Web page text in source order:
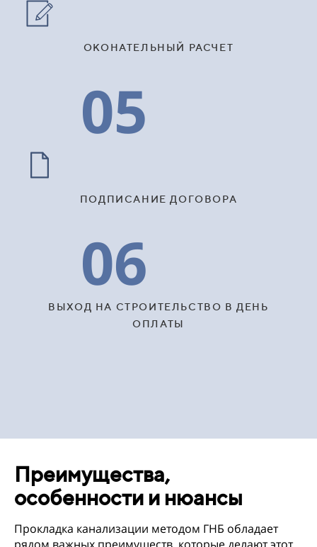
ОКОНАТЕЛЬНЫЙ РАСЧЕТ
05
ПОДПИСАНИЕ ДОГОВОРА
06
ВЫХОД НА СТРОИТЕЛЬСТВО В ДЕНЬ
ОПЛАТЫ
Преимущества,
особенности и нюансы
Прокладка канализации методом ГНБ обладает